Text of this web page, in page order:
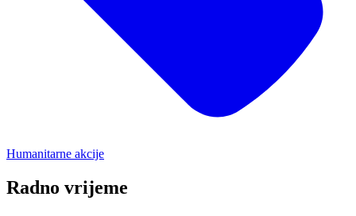
Humanitarne akcije
Radno vrijeme